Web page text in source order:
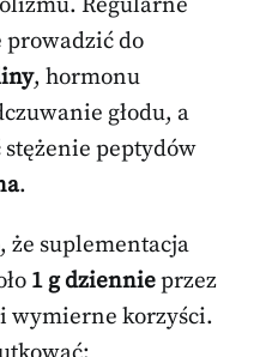
Regularne
prowadzić do
, hormonu
głodu, a
peptydów
.
że suplementacja
1 g dziennieprzez
wymierne korzyści.